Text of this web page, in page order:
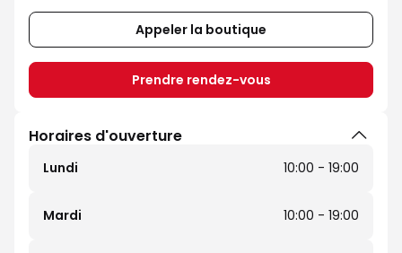
Appeler la boutique
Prendre rendez-vous
Horaires d'ouverture
Lundi 10:00 - 19:00
Mardi 10:00 - 19:00